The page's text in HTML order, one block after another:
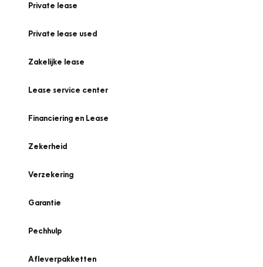
Private lease
Private lease used
Zakelijke lease
Lease service center
Financiering en Lease
Zekerheid
Verzekering
Garantie
Pechhulp
Afleverpakketten